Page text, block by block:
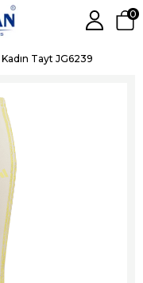
0
Tayt JG6239